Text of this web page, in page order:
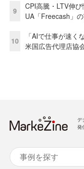
9
CPI高騰・LTV伸
UA「Freecash」
10
「AIで仕事が速
米国広告代理店協
デ
発